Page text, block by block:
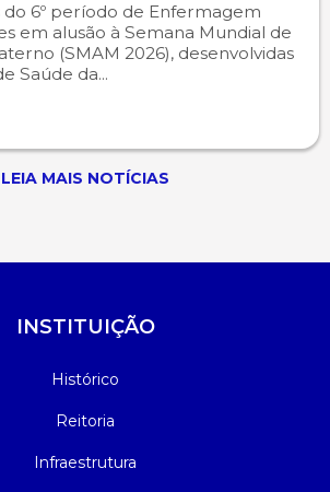
do 6º período de Enfermagem
em alusão à Semana Mundial de
(SMAM 2026), desenvolvidas
Saúde da...
LEIA MAIS NOTÍCIAS
INSTITUIÇÃO
Histórico
Reitoria
Infraestrutura